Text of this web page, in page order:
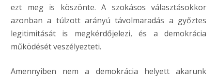
ezt meg is köszönte. A szokásos választásokkor
azonban a túlzott arányú távolmaradás a győztes
legitimitását is megkérdőjelezi, és a demokrácia
működését veszélyezteti.
Amennyiben nem a demokrácia helyett akarunk